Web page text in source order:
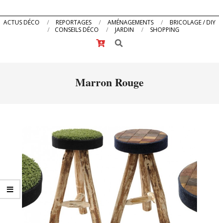
Primary
ACTUS DÉCO REPORTAGES AMÉNAGEMENTS
BRICOLAGE / DIY
CONSEILS DÉCO
JARDIN
SHOPPING
Search
Marron Rouge